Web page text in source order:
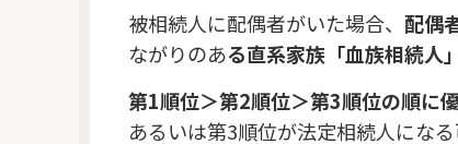
被相続人に配偶者がいた場合、 配偶
ながりのある直系家族「血族相続人
第1順位＞第2順位＞第3順位の順に
あるいは第3順位が法定相続人になる